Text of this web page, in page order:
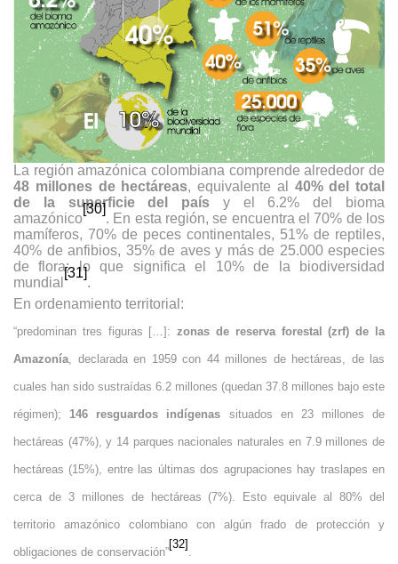
La región amazónica colombiana comprende alrededor de
48 millones de hectáreas, equivalente al 40% del total
de la superficie del país y el 6.2% del bioma
amazónico
[30]
. En esta región, se encuentra el 70% de los
mamíferos, 70% de peces continentales, 51% de reptiles,
40% de anfibios, 35% de aves y más de 25.000 especies
de flora; lo que significa el 10% de la biodiversidad
mundial
[31]
.
En ordenamiento territorial:
“predominan tres figuras […]:zonas de reserva forestal (zrf) de la
Amazonía , declarada en 1959 con 44 millones de hectáreas, de las
cuales han sido sustraídas 6.2 millones (quedan 37.8 millones bajo este
régimen); 146 resguardos indígenas situados en 23 millones de
hectáreas (47%), y 14 parques nacionales naturales en 7.9 millones de
hectáreas (15%), entre las últimas dos agrupaciones hay traslapes en
cerca de 3 millones de hectáreas (7%). Esto equivale al 80% del
territorio amazónico colombiano con algún frado de protección y
obligaciones de conservación”
[32]